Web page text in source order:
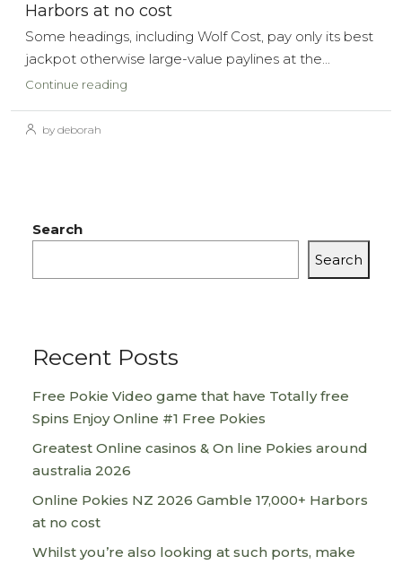
Harbors at no cost
Some headings, including Wolf Cost, pay only its best
jackpot otherwise large-value paylines at the...
Continue reading
by deborah
Search
Search
Recent Posts
Free Pokie Video game that have Totally free
Spins Enjoy Online #1 Free Pokies
Greatest Online casinos & On line Pokies around
australia 2026
Online Pokies NZ 2026 Gamble 17,000+ Harbors
at no cost
Whilst you’re also looking at such ports, make